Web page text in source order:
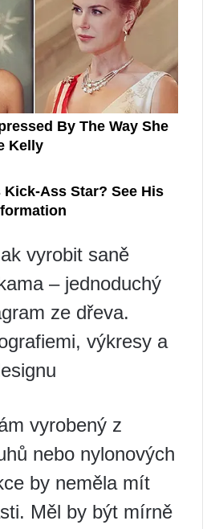
vyrobit saně
– jednoduchý
ze dřeva.
výkresy a
vyrobený z
nebo nylonových
by neměla mít
Měl by být mírně